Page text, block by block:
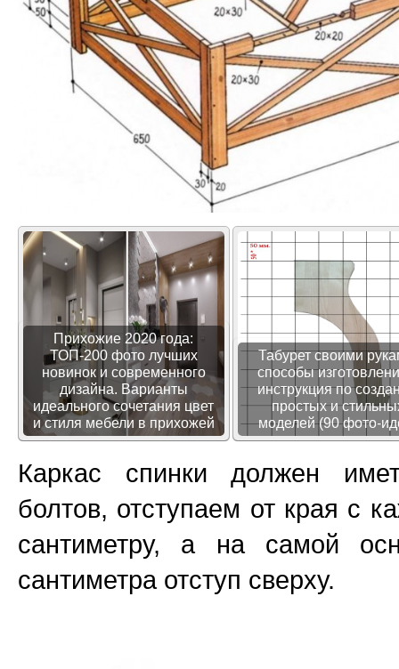
Прихожие 2020 года:
ТОП-200 фото лучших
новинок и современного
дизайна. Варианты
идеального сочетания цвет
и стиля мебели в прихожей
Табурет своими
способы
инструкция по
простых и
моделей (90 фото-
Каркас спинки должен
болтов, отступаем от края с
сантиметру, а на самой
сантиметра отступ сверху.